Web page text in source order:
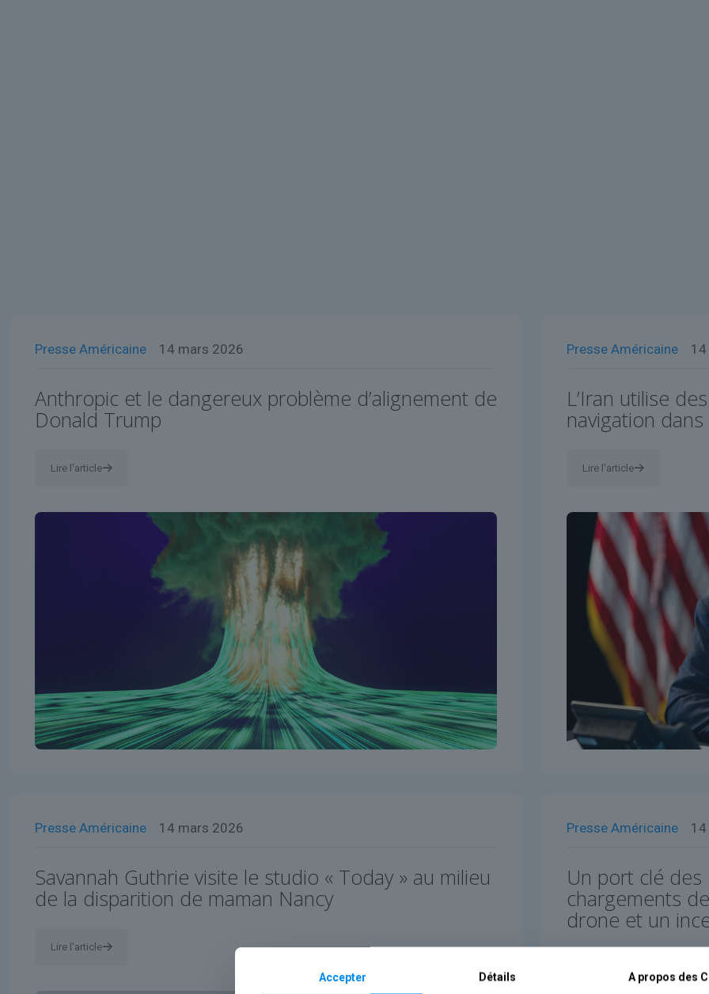
Presse Américaine 14 mars 2026
Anthropic et le dangereux problème d’alignement de
Donald Trump
Lire l'article
Presse Américaine
L’Iran utilise
navigation
Lire l'article
Presse Américaine 14 mars 2026
Savannah Guthrie visite le studio « Today » au milieu
de la disparition de maman Nancy
Lire l'article
Presse Américaine
Un port clé des
chargements
drone et un
Accepter Détails A propos des